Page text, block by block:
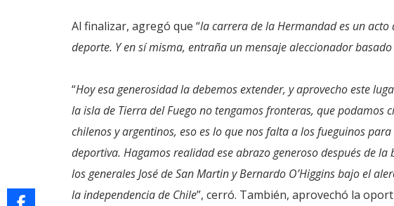
Al finalizar, agregó que “la carrera de la Hermandad es un
deporte. Y en sí misma, entraña un mensaje aleccionador
“Hoy esa generosidad la debemos extender, y aprovecho este
la isla de Tierra del Fuego no tengamos fronteras, que podamos
chilenos y argentinos, eso es lo que nos falta a los fueguinos
deportiva. Hagamos realidad ese abrazo generoso después de
los generales José de San Martin y Bernardo O’Higgins bajo el
la independencia de Chile”, cerró. También, aprovechó la